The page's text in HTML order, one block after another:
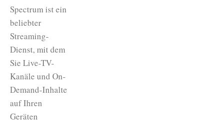
Spectrum ist ein
beliebter
Streaming-
Dienst, mit dem
Sie Live-TV-
Kanäle und On-
Demand-Inhalte
auf Ihren
Geräten